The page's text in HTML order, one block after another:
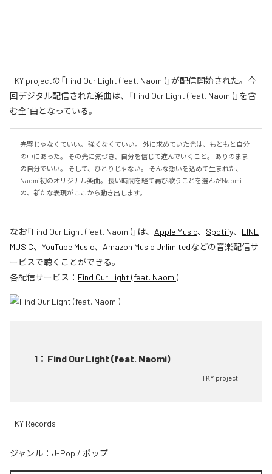
TKY projectの「Find Our Light (feat. Naomi)」が配信開始された。今
回デジタル配信された楽曲は、「Find Our Light (feat. Naomi)」を含
む全1曲となっている。
完璧じゃなくていい。 強くなくていい。 外に求めていた光は、もともと自分
の中にあった。 その光に気づき、自分を信じて進んでいくこと。 ありのまま
の自分でいい。 そして、ひとりじゃない。 そんな想いを込めて生まれた、
Naomi初のオリジナル楽曲。 長い時間を経て再び歌うことを選んだNaomi
の、新たな表現がここから動き出します。
なお「Find Our Light (feat. Naomi)」は、 Apple Music、 Spotify、 LINE
MUSIC、 YouTube Music、 Amazon Music Unlimitedなどの音楽配信サ
ービスで聴くことができる。
各配信サービス： Find Our Light (feat. Naomi)
1 ： Find Our Light (feat. Naomi)
TKY project
TKY Records
ジャンル： J-Pop / ポップ